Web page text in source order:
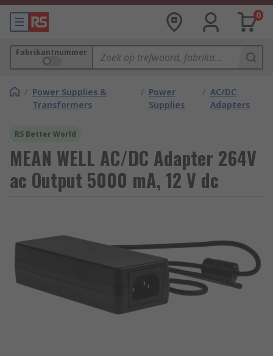
0
Fabrikantnummer
/ Power Supplies &
Transformers
/ Power
Supplies
/ AC/DC
Adapters
RS Better World
MEAN WELL AC/DC Adapter 264V
ac Output 5000 mA, 12 V dc